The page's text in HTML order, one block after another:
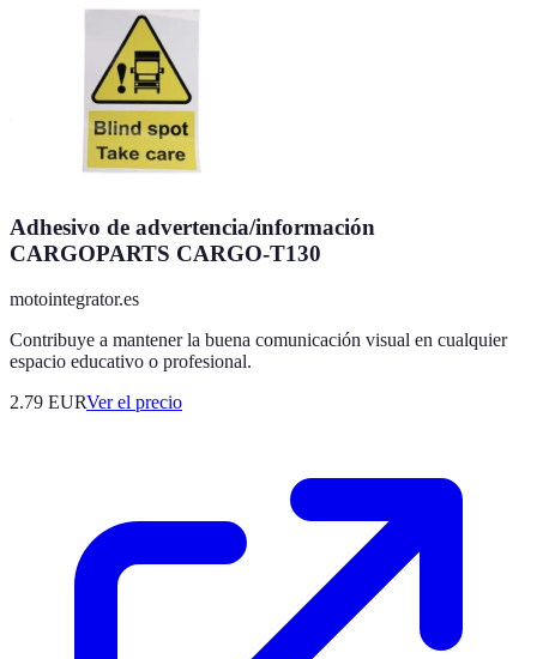
Adhesivo de advertencia/información
CARGOPARTS CARGO-T130
motointegrator.es
Contribuye a mantener la buena comunicación visual en cualquier
espacio educativo o profesional.
2.79 EURVer el precio